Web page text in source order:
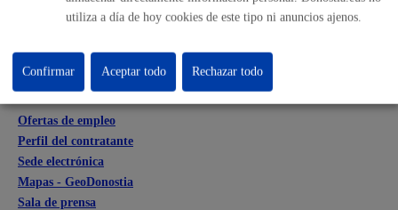
Buzón de la ciudadanía
Enlaces útiles
Ofertas de empleo
Perfil del contratante
Sede electrónica
Mapas - GeoDonostia
Sala de prensa
utiliza a día de hoy cookies de este tipo ni anuncios ajenos.
Rechazar todo
Confirmar Aceptar todo